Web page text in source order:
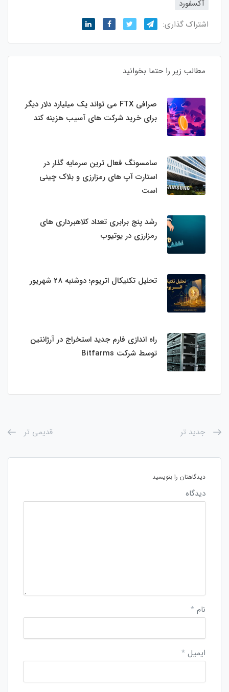
آکسفورد
اشتراک گذاری:
مطالب زیر را حتما بخوانید
صرافی FTX می تواند یک میلیارد دلار دیگر
برای خرید شرکت های آسیب هزینه کند
سامسونگ فعال‌ ترین سرمایه‌ گذار در
استارت‌ آپ‌ های رمزارزی و بلاک چینی
است
رشد پنج برابری تعداد کلاهبرداری های
رمزارزی در یوتیوب
تحلیل تکنیکال اتریوم؛ دوشنبه 28 شهریور
راه اندازی فارم جدید استخراج در آرژانتین
توسط شرکت Bitfarms
جدید تر قدیمی تر
دیدگاهتان را بنویسید
دیدگاه
نام *
ایمیل *